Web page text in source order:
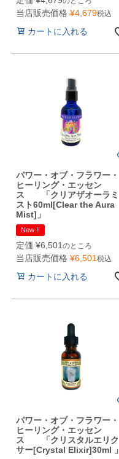
当店販売価格 ¥4,679税込
カートに入れる
パワー・オブ・フラワー・
ヒーリング・エッセン
ス 「クリアザオーラミ
スト60ml[Clear the Aura
Mist]」
New !!
定価 ¥6,501 のところ
当店販売価格 ¥6,501 税込
カートに入れる
パワー・オブ・フラワー・
ヒーリング・エッセン
ス 「クリスタルエリク
サー[Crystal Elixir]30ml 」